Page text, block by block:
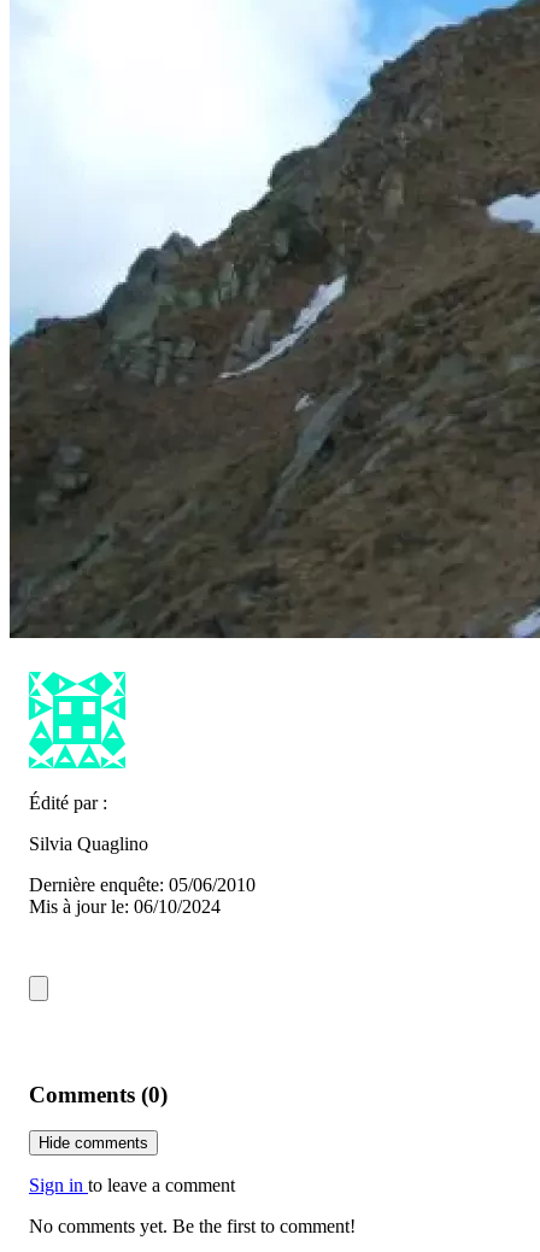
Édité par :
Silvia Quaglino
Dernière enquête: 05/06/2010
Mis à jour le: 06/10/2024
Comments (0)
Hide comments
Sign in to leave a comment
No comments yet. Be the first to comment!